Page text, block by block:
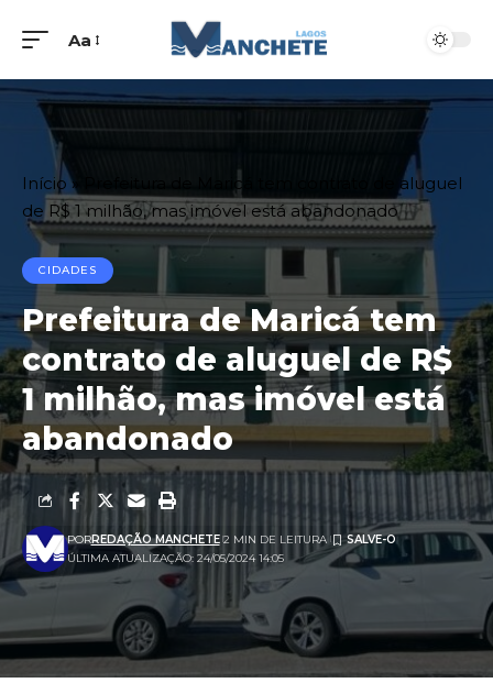
Aa
Início»
Prefeitura de Maricá tem contrato de aluguel
de R$ 1 milhão, mas imóvel está abandonado
CIDADES
Prefeitura de Maricá tem
contrato de aluguel de R$
1 milhão, mas imóvel está
abandonado
ÚLTIMA ATUALIZAÇÃO: 24/05/2024 14:05
PORREDAÇÃO MANCHETE 2 MIN DE LEITURA